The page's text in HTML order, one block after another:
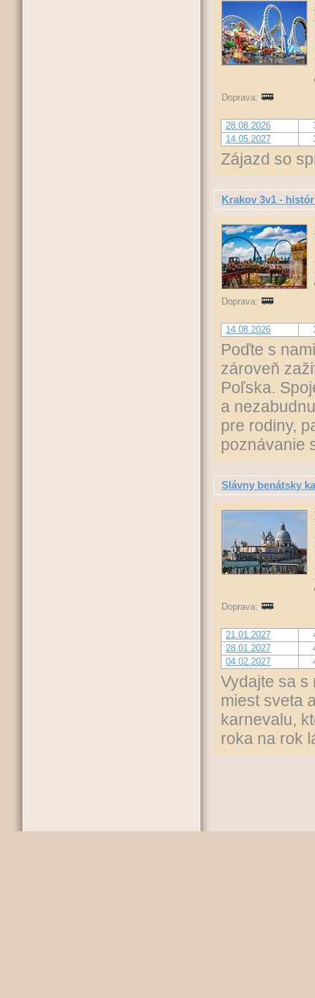
Doprava:
28.08.2026
14.05.2027
Zájazd so
Krakov 3v1 -
Doprava:
14.08.2026
Poďte s
zároveň
Poľska.
a
pre rodiny,
poznávanie
Slávny benátsky
Doprava:
21.01.2027
28.01.2027
04.02.2027
Vydajte sa s
miest sveta
karnevalu,
roka na rok